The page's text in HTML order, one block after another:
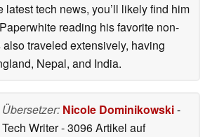
latest tech news, you’ll likely find him
reading his favorite non-
traveled extensively, having
Nepal, and India.
Übersetzer: Nicole Dominikowski-
Tech Writer- 3096 Artikel auf